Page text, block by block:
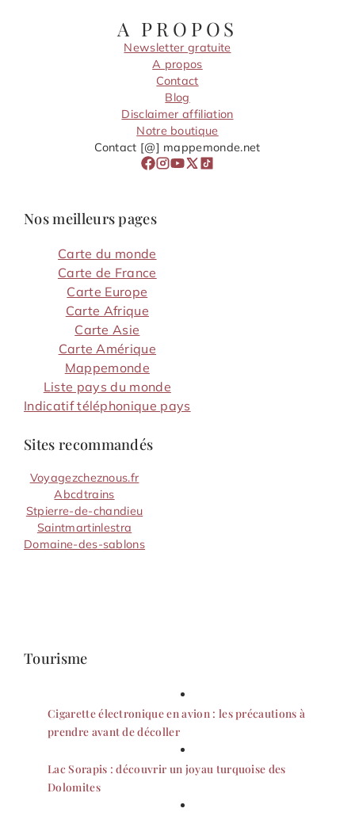
A PROPOS
Newsletter gratuite
A propos
Contact
Blog
Disclaimer affiliation
Notre boutique
Contact [@] mappemonde.net
Nos meilleurs pages
Carte du monde
Carte de France
Carte Europe
Carte Afrique
Carte Asie
Carte Amérique
Mappemonde
Liste pays du monde
Indicatif téléphonique pays
Sites recommandés
Voyagezcheznous.fr
Abcdtrains
Stpierre-de-chandieu
Saintmartinlestra
Domaine-des-sablons
Tourisme
Cigarette électronique en avion : les précautions à
prendre avant de décoller
Lac Sorapis : découvrir un joyau turquoise des
Dolomites